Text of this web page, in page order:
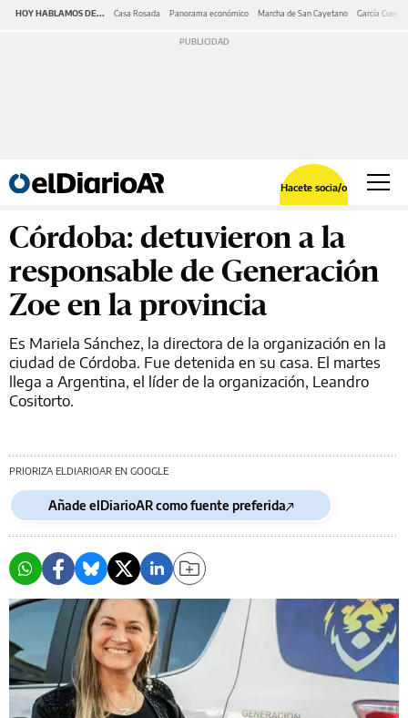
HOY HABLAMOS DE... Casa Rosada Panorama económico Marcha de San Cayetano García Cuerva
Hacete socia/o
Córdoba: detuvieron a la
responsable de Generación
Zoe en la provincia
Es Mariela Sánchez, la directora de la organización en la
ciudad de Córdoba. Fue detenida en su casa. El martes
llega a Argentina, el líder de la organización, Leandro
Cositorto.
PRIORIZA ELDIARIOAR EN GOOGLE
Añade elDiarioAR como fuente preferida